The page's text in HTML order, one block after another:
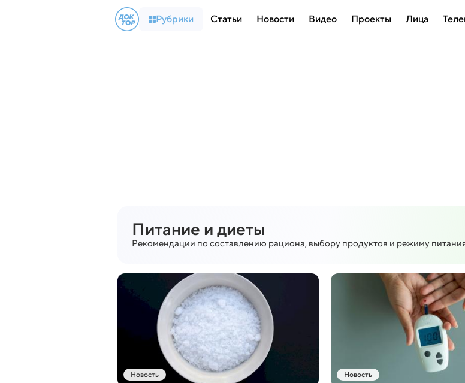
Рубрики Статьи Новости Видео Проекты Лица
Питание и диеты
Рекомендации по составлению рациона, выбору продуктов и режиму
Новость Новость